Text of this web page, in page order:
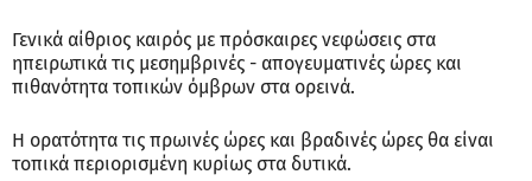
Γενικά αίθριος καιρός με πρόσκαιρες νεφώσεις στα
ηπειρωτικά τις μεσημβρινές - απογευματινές ώρες και
πιθανότητα τοπικών όμβρων στα ορεινά.
Η ορατότητα τις πρωινές ώρες και βραδινές ώρες θα είναι
τοπικά περιορισμένη κυρίως στα δυτικά.